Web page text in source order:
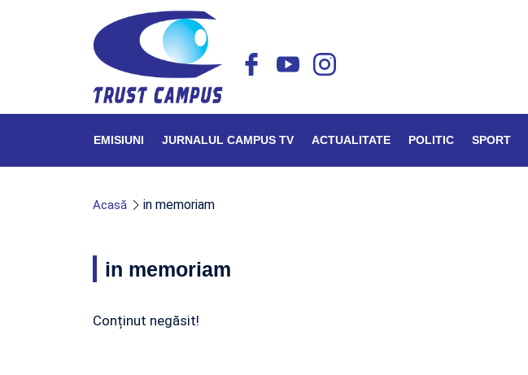
EMISIUNI JURNALUL CAMPUS TV ACTUALITATE POLITIC SPORT
Acasă in memoriam
in memoriam
Conținut negăsit!